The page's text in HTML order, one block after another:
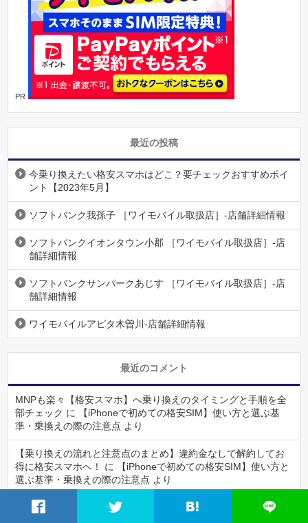
PR
最近の投稿
今乗り換えたい格安スマホはどこ？要チェックおすすめポイ
ント【2023年5月】
ソフトバンク我孫子 ［ワイモバイル取扱店］-店舗詳細情報
ソフトバンクイオンタウン小郡 ［ワイモバイル取扱店］-店
舗詳細情報
ソフトバンクサンパークあじす ［ワイモバイル取扱店］-店
舗詳細情報
ワイモバイルアピタ木曽川-店舗詳細情報
最近のコメント
MNPも楽々【格安スマホ】へ乗り換えのタイミングと手順を全
部チェック に
【iPhoneで初めての格安SIM】使い方と選ぶ基
準・乗換えの際の注意点 より
【乗り換えの流れと注意点のまとめ】違約金なしで解約してお
得に格安スマホへ！
に
【iPhoneで初めての格安SIM】使い方と
選ぶ基準・乗換えの際の注意点 より
MNPも楽々【格安スマホ】へ乗り換えのタイミングと手順を全